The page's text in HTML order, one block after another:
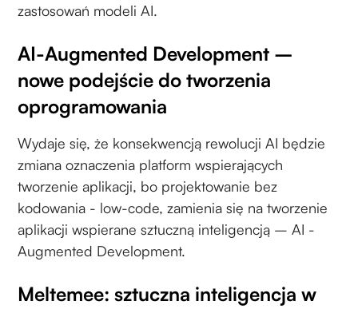
zastosowań modeli AI.
AI-Augmented Development –
nowe podejście do tworzenia
oprogramowania
Wydaje się, że konsekwencją rewolucji AI będzie
zmiana oznaczenia platform wspierających
tworzenie aplikacji, bo projektowanie bez
kodowania - low-code, zamienia się na tworzenie
aplikacji wspierane sztuczną inteligencją – AI -
Augmented Development.
Meltemee: sztuczna inteligencja w